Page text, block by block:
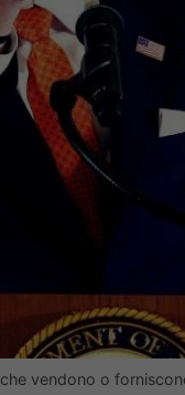
vendono o